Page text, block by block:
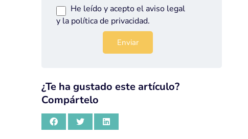
He leído y acepto el aviso legal
y la política de privacidad.
¿Te ha gustado este artículo?
Compártelo